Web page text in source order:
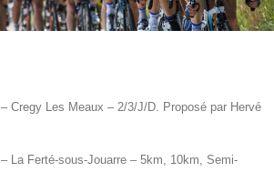
– Cregy Les Meaux – 2/3/J/D. Proposé par Hervé
– La Ferté-sous-Jouarre – 5km, 10km, Semi-